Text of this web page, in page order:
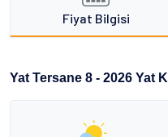
Fiyat Bilgisi
Yat Tersane 8 - 2026 Yat